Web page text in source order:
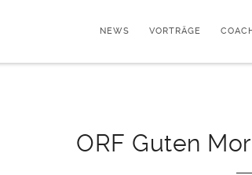
NEWS VORTRÄGE
ORF Guten